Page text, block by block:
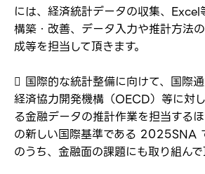
弊社ホームページの求人票を
弊社ホームページの求人票をみ
ログイン
お気に入り登録にはログインが必要で
メールアドレス
には、経済統計データの収集、Excel
構築・改善、データ入力や推計方法
成等を担当して頂きます。
 国際的な統計整備に向けて、国際
経済協力開発機構（OECD）等に対
る金融データの推計作業を担当する
の新しい国際基準である 2025SNA
のうち、金融面の課題にも取り組んで